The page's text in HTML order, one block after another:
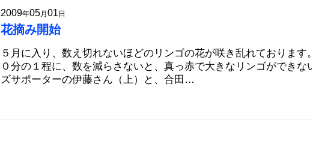
2009年05月01 日
花摘み開始
５月に入り、数え切れないほどのリンゴの花が咲き乱れております
０分の１程に、数を減らさないと、真っ赤で大きなリンゴができな
ズサポーターの伊藤さん（上）と、合田…